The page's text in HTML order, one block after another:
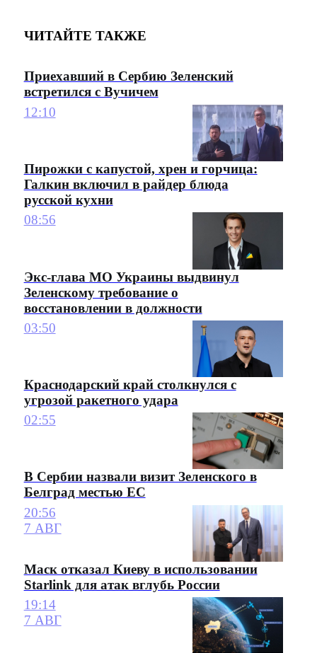
ЧИТАЙТЕ ТАКЖЕ
Приехавший в Сербию Зеленский
встретился с Вучичем
12:10
Пирожки с капустой, хрен и горчица:
Галкин включил в райдер блюда
русской кухни
08:56
Экс-глава МО Украины выдвинул
Зеленскому требование о
восстановлении в должности
03:50
Краснодарский край столкнулся с
угрозой ракетного удара
02:55
В Сербии назвали визит Зеленского в
Белград местью ЕС
20:56
7 АВГ
Маск отказал Киеву в использовании
Starlink для атак вглубь России
19:14
7 АВГ